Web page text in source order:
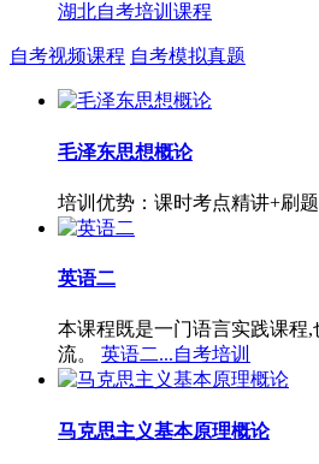
湖北自考培训课程
自考视频课程 自考模拟真题
毛泽东思想概论
培训优势：课时考点精讲+刷
英语二
本课程既是一门语言实践课程
流。
英语二...自考培训
马克思主义基本原理概论